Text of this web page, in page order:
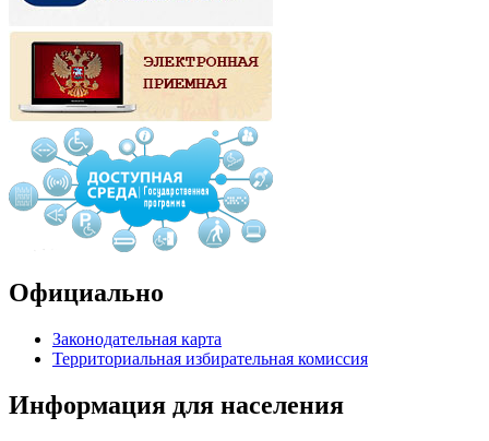
Официально
Законодательная карта
Территориальная избирательная комиссия
Информация для населения